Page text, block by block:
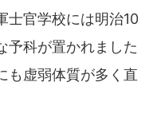
士官学校には明治10
予科が置かれました
も虚弱体質が多く直